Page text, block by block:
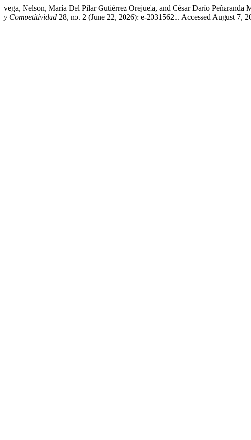
vega, Nelson, María Del Pilar Gutiérrez Orejuela, and César Darío
y Competitividad 28, no. 2 (June 22, 2026): e-20315621. Accessed August 7,